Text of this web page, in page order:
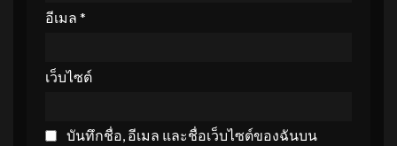
อีเมล *
เว็บไซต์
บันทึกชื่อ, อีเมล และชื่อเว็บไซต์ของฉันบน